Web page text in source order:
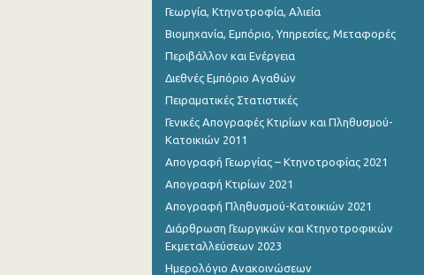
Ιουνίου 2023
Μαΐου 2023
Απριλίου 2023
Φεβρουαρίου 2023
Ιανουαρίου 2023
Δεκεμβρίου 2022
Γεωργία, Κτηνοτροφία, Αλιεία
Βιομηχανία, Εμπόριο, Υπηρεσίες, Μεταφορές
Περιβάλλον και Ενέργεια
Διεθνές Εμπόριο Αγαθών
Πειραματικές Στατιστικές
Γενικές Απογραφές Κτιρίων και Πληθυσμού-
Κατοικιών 2011
Απογραφή Γεωργίας – Κτηνοτροφίας 2021
Απογραφή Κτιρίων 2021
Απογραφή Πληθυσμού-Κατοικιών 2021
Διάρθρωση Γεωργικών και Κτηνοτροφικών
Εκμεταλλεύσεων 2023
Ημερολόγιο Ανακοινώσεων